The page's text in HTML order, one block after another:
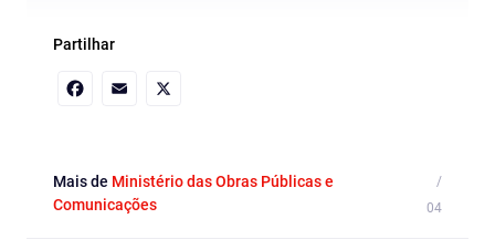
Partilhar
Mais de Ministério das Obras Públicas e
Comunicações